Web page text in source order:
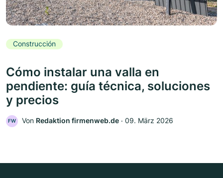
Construcción
Cómo instalar una valla en
pendiente: guía técnica, soluciones
y precios
FW Von Redaktion firmenweb.de ‧ 09. März 2026